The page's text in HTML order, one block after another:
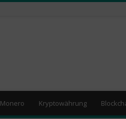
Monero Kryptowährung